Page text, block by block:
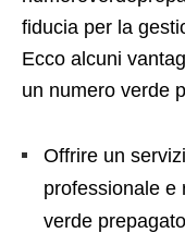
fiducia per la
Ecco alcuni
un numero verde
Offrire un
professionale e
verde